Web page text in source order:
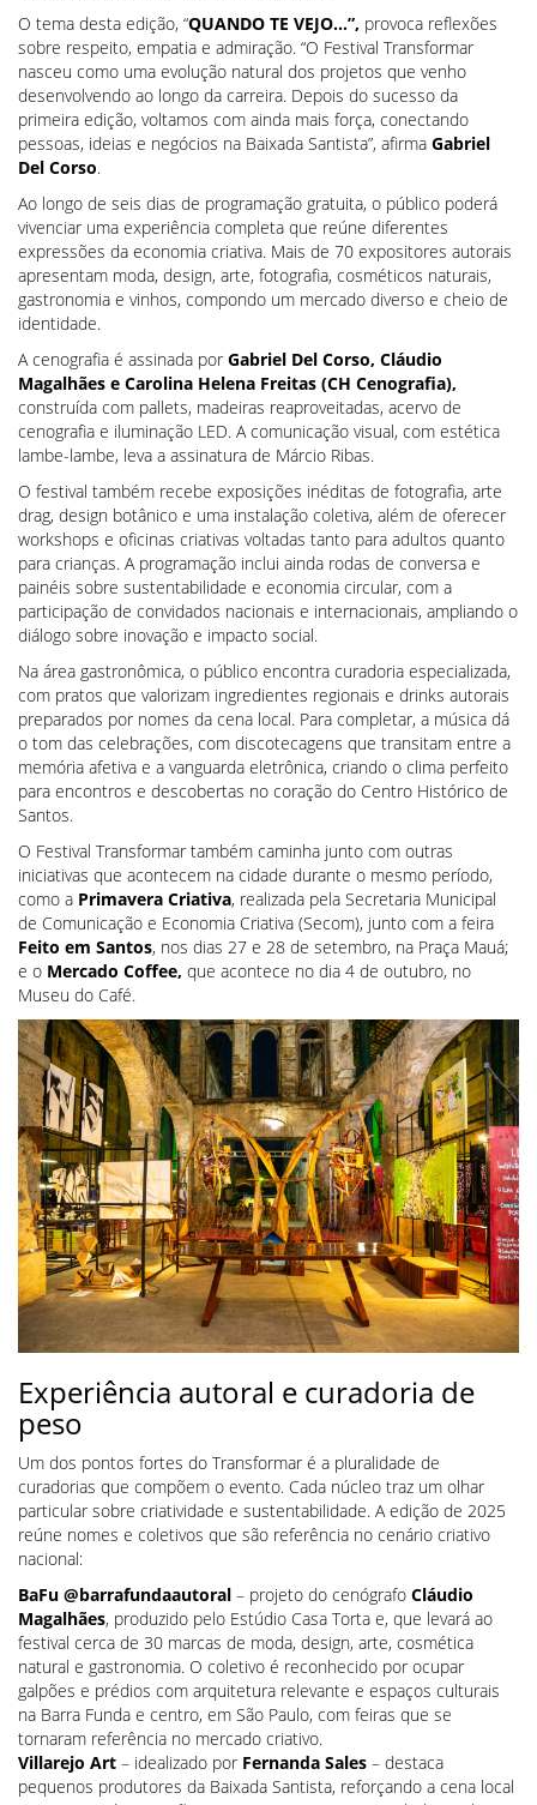
O tema desta edição, “QUANDO TE VEJO…”, provoca reflexões
sobre respeito, empatia e admiração. “O Festival Transformar
nasceu como uma evolução natural dos projetos que venho
desenvolvendo ao longo da carreira. Depois do sucesso da
primeira edição, voltamos com ainda mais força, conectando
pessoas, ideias e negócios na Baixada Santista”, afirma Gabriel
Del Corso.
Ao longo de seis dias de programação gratuita, o público poderá
vivenciar uma experiência completa que reúne diferentes
expressões da economia criativa. Mais de 70 expositores autorais
apresentam moda, design, arte, fotografia, cosméticos naturais,
gastronomia e vinhos, compondo um mercado diverso e cheio de
identidade.
A cenografia é assinada por Gabriel Del Corso, Cláudio
Magalhães e Carolina Helena Freitas (CH Cenografia),
construída com pallets, madeiras reaproveitadas, acervo de
cenografia e iluminação LED. A comunicação visual, com estética
lambe-lambe, leva a assinatura de Márcio Ribas.
O festival também recebe exposições inéditas de fotografia, arte
drag, design botânico e uma instalação coletiva, além de oferecer
workshops e oficinas criativas voltadas tanto para adultos quanto
para crianças. A programação inclui ainda rodas de conversa e
painéis sobre sustentabilidade e economia circular, com a
participação de convidados nacionais e internacionais, ampliando o
diálogo sobre inovação e impacto social.
Na área gastronômica, o público encontra curadoria especializada,
com pratos que valorizam ingredientes regionais e drinks autorais
preparados por nomes da cena local. Para completar, a música dá
o tom das celebrações, com discotecagens que transitam entre a
memória afetiva e a vanguarda eletrônica, criando o clima perfeito
para encontros e descobertas no coração do Centro Histórico de
Santos.
O Festival Transformar também caminha junto com outras
iniciativas que acontecem na cidade durante o mesmo período,
como a Primavera Criativa, realizada pela Secretaria Municipal
de Comunicação e Economia Criativa (Secom), junto com a feira
Feito em Santos, nos dias 27 e 28 de setembro, na Praça Mauá;
e o Mercado Coffee, que acontece no dia 4 de outubro, no
Museu do Café.
Experiência autoral e curadoria de
peso
Um dos pontos fortes do Transformar é a pluralidade de
curadorias que compõem o evento. Cada núcleo traz um olhar
particular sobre criatividade e sustentabilidade. A edição de 2025
reúne nomes e coletivos que são referência no cenário criativo
nacional:
BaFu @barrafundaautoral – projeto do cenógrafo Cláudio
Magalhães, produzido pelo Estúdio Casa Torta e, que levará ao
festival cerca de 30 marcas de moda, design, arte, cosmética
natural e gastronomia. O coletivo é reconhecido por ocupar
galpões e prédios com arquitetura relevante e espaços culturais
na Barra Funda e centro, em São Paulo, com feiras que se
tornaram referência no mercado criativo.
Villarejo Art – idealizado por Fernanda Sales – destaca
pequenos produtores da Baixada Santista, reforçando a cena local